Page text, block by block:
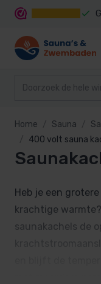
Home Sauna
400 volt sauna
Heb je een
krachtige
saunakachels de
en blijft de
met meerdere